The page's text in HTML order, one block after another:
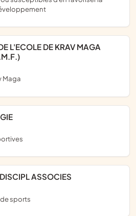
Maga
ASSOCIES
sports